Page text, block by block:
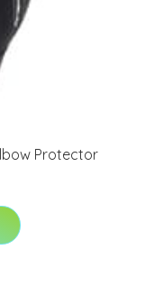
Protector